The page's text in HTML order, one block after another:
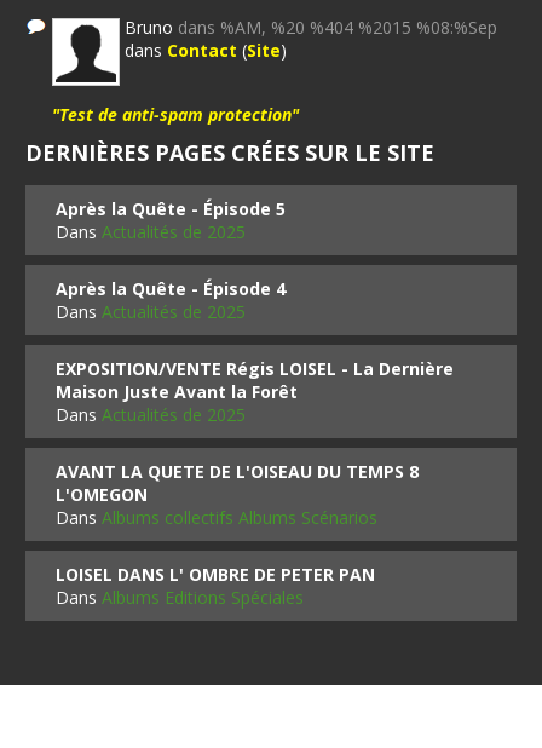
Bruno dans %AM, %20 %404 %2015 %08:%Sep
dans Contact (Site)
"Test de anti-spam protection"
DERNIÈRES PAGES CRÉES SUR LE SITE
Après la Quête - Épisode 5
DansActualités de 2025
Après la Quête - Épisode 4
DansActualités de 2025
EXPOSITION/VENTE Régis LOISEL - La Dernière
Maison Juste Avant la Forêt
DansActualités de 2025
AVANT LA QUETE DE L'OISEAU DU TEMPS 8
L'OMEGON
DansAlbums collectifs Albums Scénarios
LOISEL DANS L' OMBRE DE PETER PAN
DansAlbums Editions Spéciales